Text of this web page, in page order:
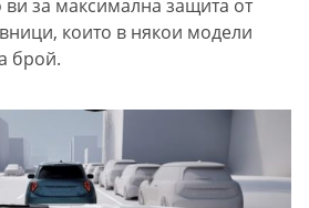
ви за максимална защита от
които в някои модели
брой.